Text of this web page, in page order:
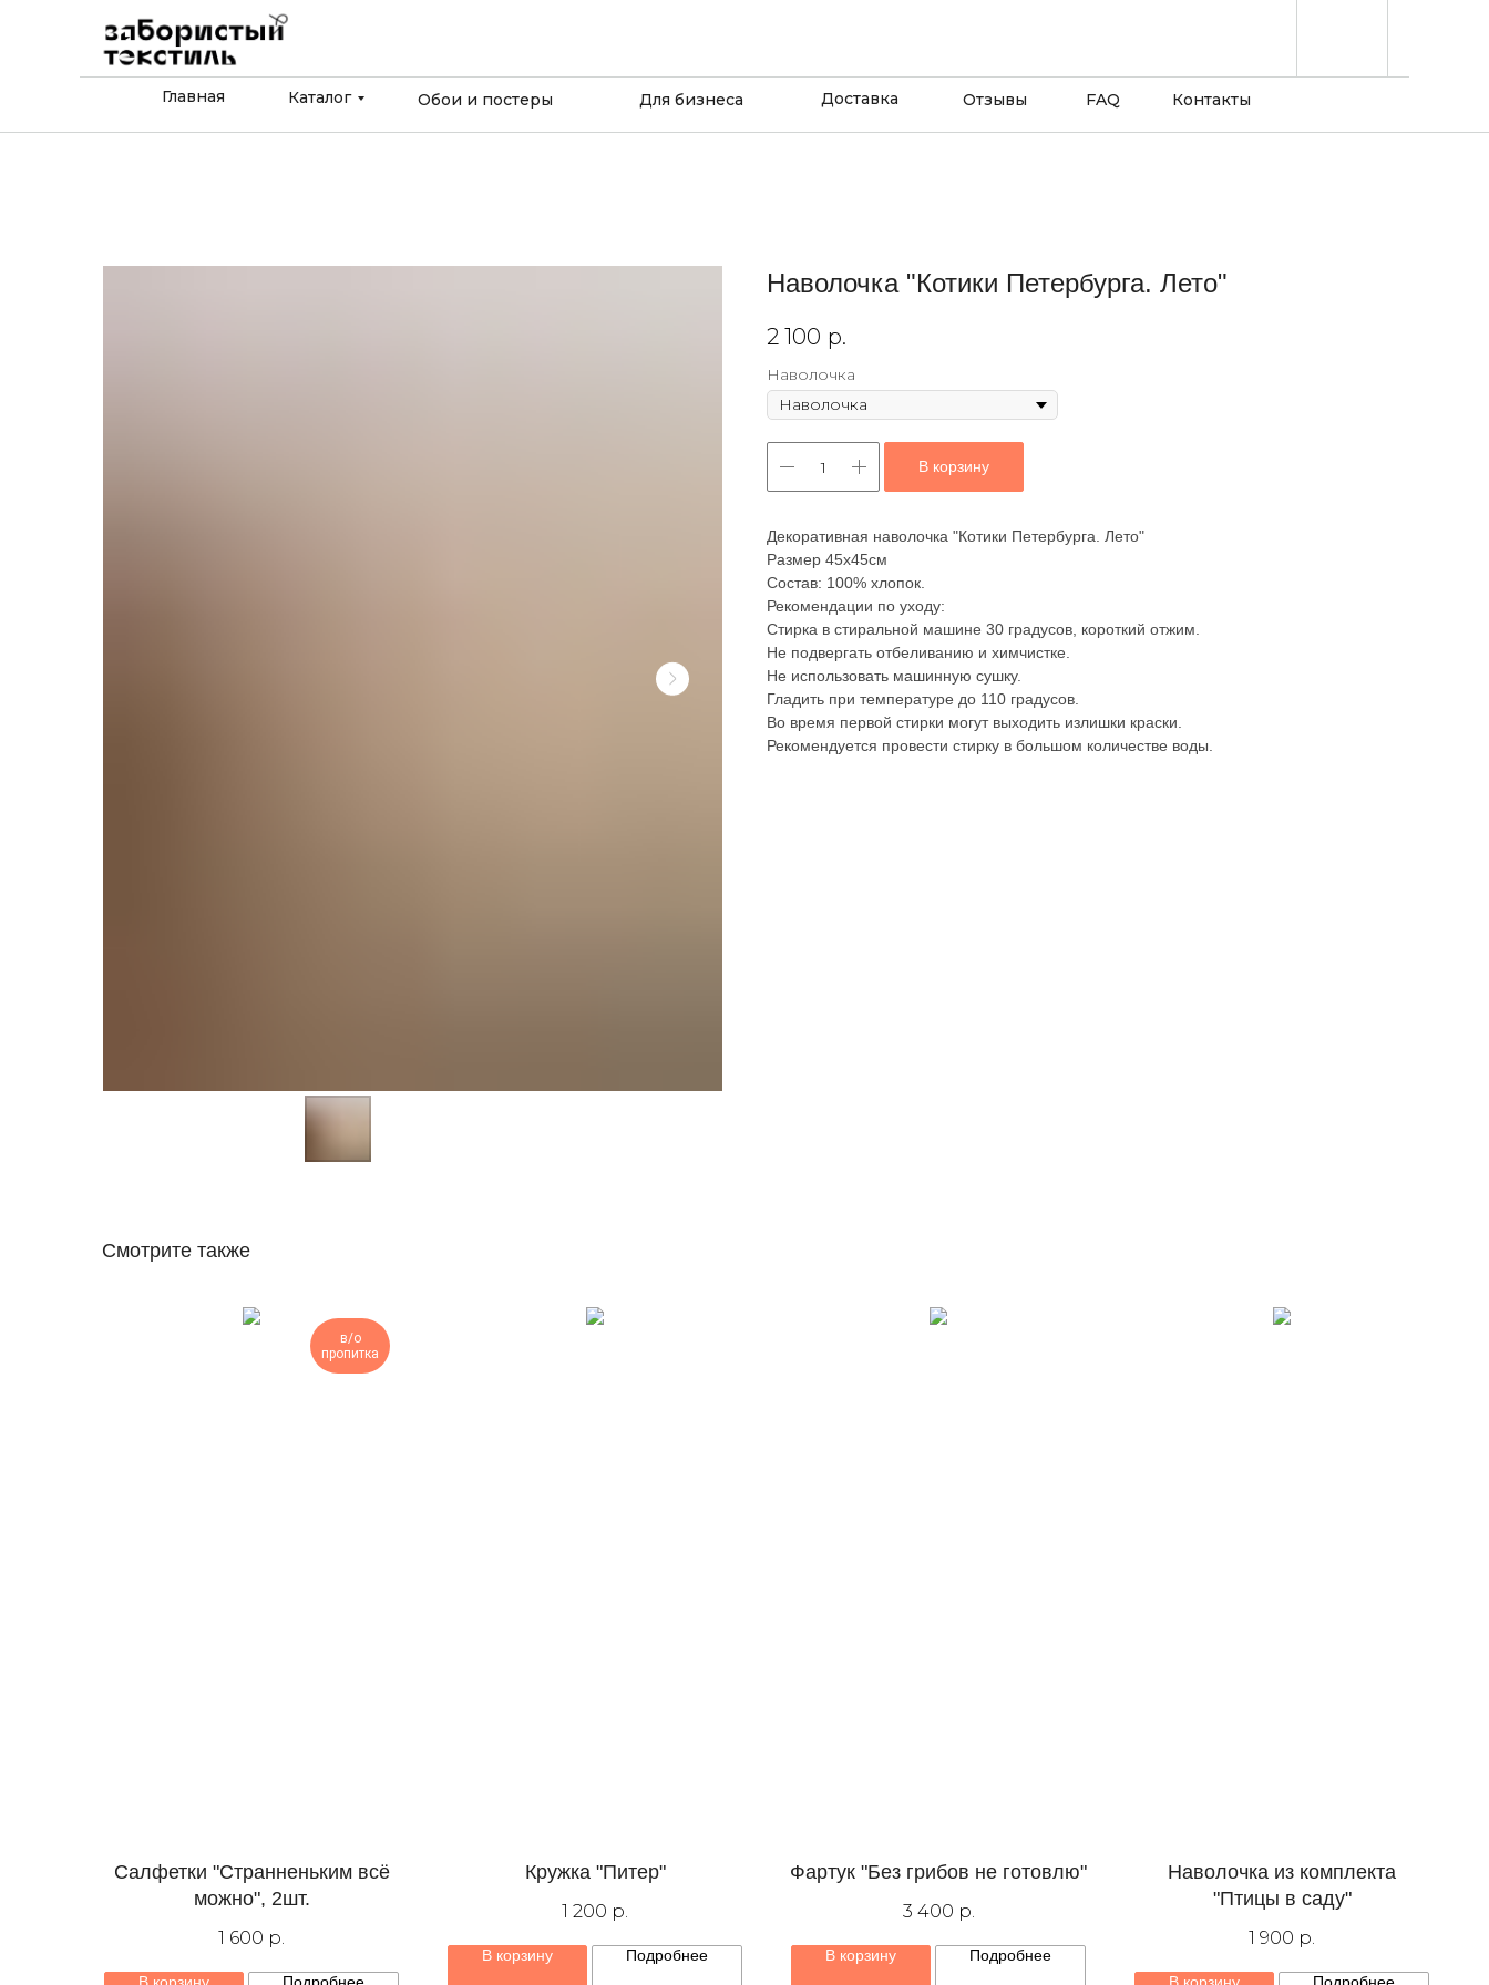
Главная Каталог Обои и постеры Доставка Отзывы FAQ Контакты
Для бизнеса
Наволочка "Котики Петербурга. Лето"
2 100 р.
Наволочка
В корзину
Декоративная наволочка "Котики Петербурга. Лето"
Размер 45х45см
Состав: 100% хлопок.
Рекомендации по уходу:
Стирка в стиральной машине 30 градусов, короткий отжим.
Не подвергать отбеливанию и химчистке.
Не использовать машинную сушку.
Гладить при температуре до 110 градусов.
Во время первой стирки могут выходить излишки краски.
Рекомендуется провести стирку в большом количестве воды.
Смотрите также
в/о
пропитка
Салфетки "Странненьким всё
можно", 2шт.
1 600 р.
Кружка "Питер"
1 200 р.
В корзину Подробнее
Фартук "Без грибов не готовлю"
3 400 р.
В корзину Подробнее
Наволочка из комплекта
"Птицы в саду"
1 900 р.